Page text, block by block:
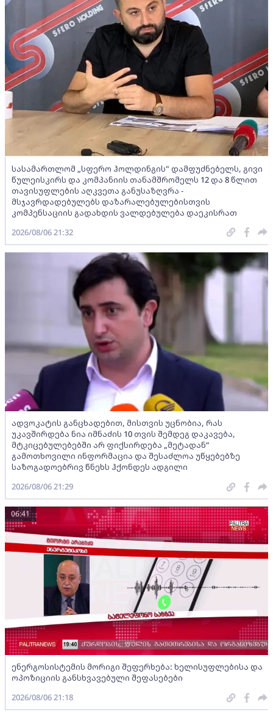
სასამართლომ „სფერო ჰოლდინგის" დამფუძნებელს, გივი
წულეისკირს და კომპანიის თანამშრომელს 12 და 8 წლით
თავისუფლების აღკვეთა განუსაზღვრა -
მსჯავრდადებულებს დაზარალებულებისთვის
კომპენსაციის გადახდის ვალდებულება დაეკისრათ
2026/08/06 21:32
ადვოკატის განცხადებით, მისთვის უცნობია, რას
უკავშირდება ნია იმნაძის 10 თვის შემდეგ დაკავება,
მტკიცებულებებში არ ფიქსირდება „მეტადან“
გამოთხოვილი ინფორმაცია და შესაძლოა უწყებებზე
საზოგადოებრივ წნეხს ჰქონდეს ადგილი
2026/08/06 21:29
ენერგოსისტემის მორიგი შეფერხება: ხელისუფლებისა და
ოპოზიციის განსხვავებული შეფასებები
06:41
2026/08/06 21:18